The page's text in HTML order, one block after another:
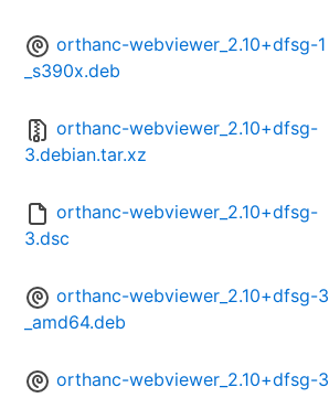
orthanc-webviewer_2.10+dfsg-1
_s390x.deb
orthanc-webviewer_2.10+dfsg-
3.debian.tar.xz
orthanc-webviewer_2.10+dfsg-
3.dsc
orthanc-webviewer_2.10+dfsg-3
_amd64.deb
orthanc-webviewer_2.10+dfsg-3